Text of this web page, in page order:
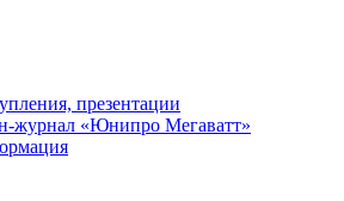
презентации
«Юнипро Мегаватт»